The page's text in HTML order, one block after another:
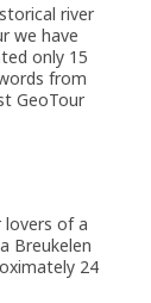
river
we have
only 15
from
GeoTour
lovers of a
Breukelen
24